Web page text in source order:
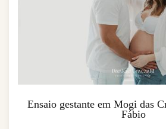
Ensaio gestante em Mogi das
Fábio